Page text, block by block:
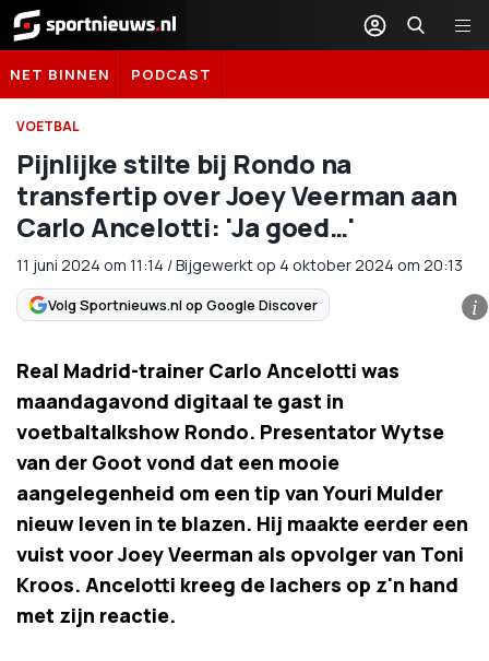
Sportnieuws.nl
NET BINNEN PODCAST
VOETBAL
Pijnlijke stilte bij Rondo na
transfertip over Joey Veerman aan
Carlo Ancelotti: 'Ja goed…'
11 juni 2024 om 11:14 /Bijgewerkt op 4 oktober 2024 om 20:13
Volg Sportnieuws.nl op Google Discover i
Real Madrid-trainer Carlo Ancelotti was
maandagavond digitaal te gast in
voetbaltalkshow Rondo. Presentator Wytse
van der Goot vond dat een mooie
aangelegenheid om een tip van Youri Mulder
nieuw leven in te blazen. Hij maakte eerder een
vuist voor Joey Veerman als opvolger van Toni
Kroos. Ancelotti kreeg de lachers op z'n hand
met zijn reactie.